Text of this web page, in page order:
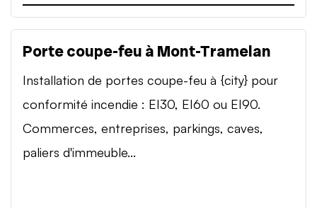
Porte coupe-feu à Mont-Tramelan
Installation de portes coupe-feu à {city} pour
conformité incendie : EI30, EI60 ou EI90.
Commerces, entreprises, parkings, caves,
paliers d'immeuble...